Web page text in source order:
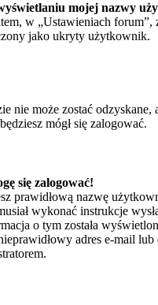
mojej nazwy
w „Ustawieniach forum”,
jako ukryty użytkownik.
nie może zostać
mógł się zalogować.
się zalogować!
prawidłową nazwę
wykonać instrukcje
o tym została
adres e-mail